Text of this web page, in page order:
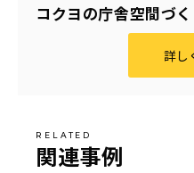
コクヨの庁舎空間づ
詳し
関連事例